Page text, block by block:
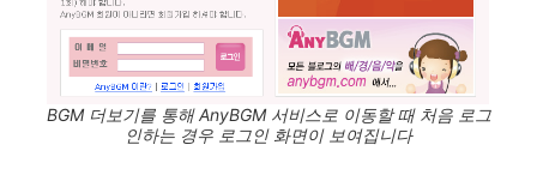
BGM 더보기를 통해 AnyBGM 서비스로 이동할 때 처음 로그
인하는 경우 로그인 화면이 보여집니다